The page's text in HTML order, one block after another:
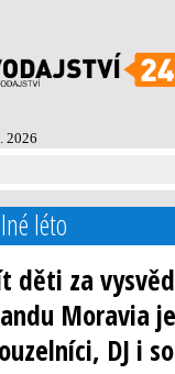
2026
léto
děti za
Moravia je
DJ i